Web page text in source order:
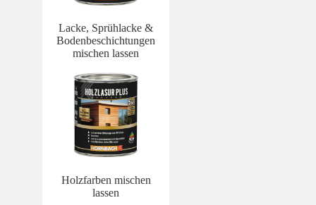
Lacke, Sprühlacke &
Bodenbeschichtungen
mischen lassen
Holzfarben mischen
lassen